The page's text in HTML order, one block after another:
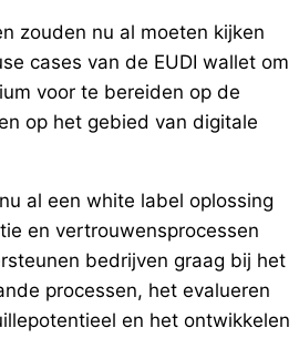
zouden nu al moeten kijken
cases van de EUDI wallet om
voor te bereiden op de
op het gebied van digitale
al een white label oplossing
en vertrouwensprocessen
bedrijven graag bij het
processen, het evalueren
en het ontwikkelen